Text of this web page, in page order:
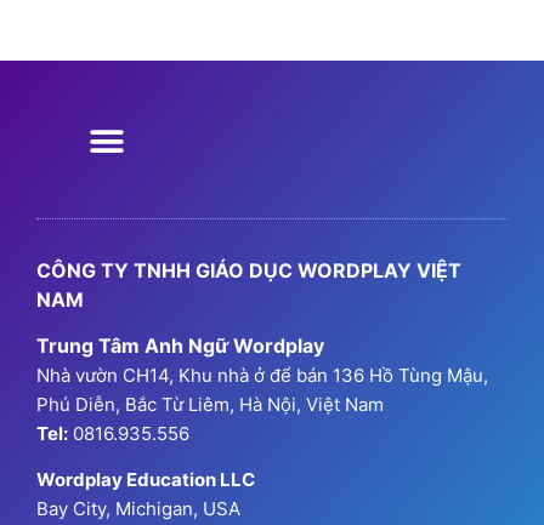
CÔNG TY TNHH GIÁO DỤC WORDPLAY VIỆT
NAM
Trung Tâm Anh Ngữ Wordplay
Nhà vườn CH14, Khu nhà ở để bán 136 Hồ Tùng Mậu,
Phú Diễn, Bắc Từ Liêm, Hà Nội, Việt Nam
Tel: 0816.935.556
Wordplay Education LLC
Bay City, Michigan, USA